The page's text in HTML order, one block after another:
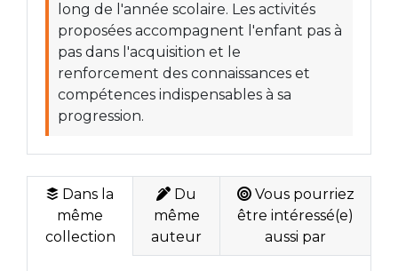
long de l'année scolaire. Les activités
proposées accompagnent l'enfant pas à
pas dans l'acquisition et le
renforcement des connaissances et
compétences indispensables à sa
progression.
Dans la
même
collection
Du
même
auteur
Vous pourriez
être intéressé(e)
aussi par